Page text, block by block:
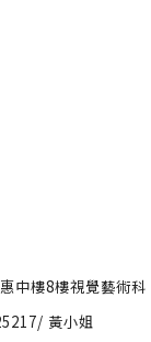
中樓8樓視覺藝術科
黃小姐